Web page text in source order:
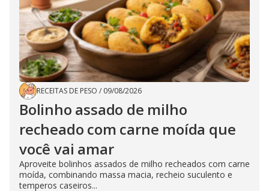
RECEITAS DE PESO / 09/08/2026
Bolinho assado de milho
recheado com carne moída que
você vai amar
Aproveite bolinhos assados de milho recheados com carne
moída, combinando massa macia, recheio suculento e
temperos caseiros...